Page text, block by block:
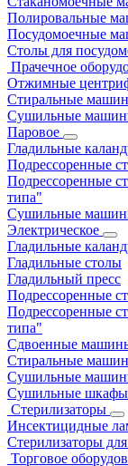
Полировальные
Посудомоечные
Столы для
Прачечное
Отжимные
Стиральные
Сушильные
Паровое
Гладильные
Подрессоренные
Подрессоренные
типа"
Сушильные
Электрическое
Гладильные
Гладильные столы
Гладильный пресс
Подрессоренные
Подрессоренные
типа"
Сдвоенные
Стиральные
Сушильные
Сушильные шкафы
Стерилизаторы
Инсектицидные
Стерилизаторы
Торговое